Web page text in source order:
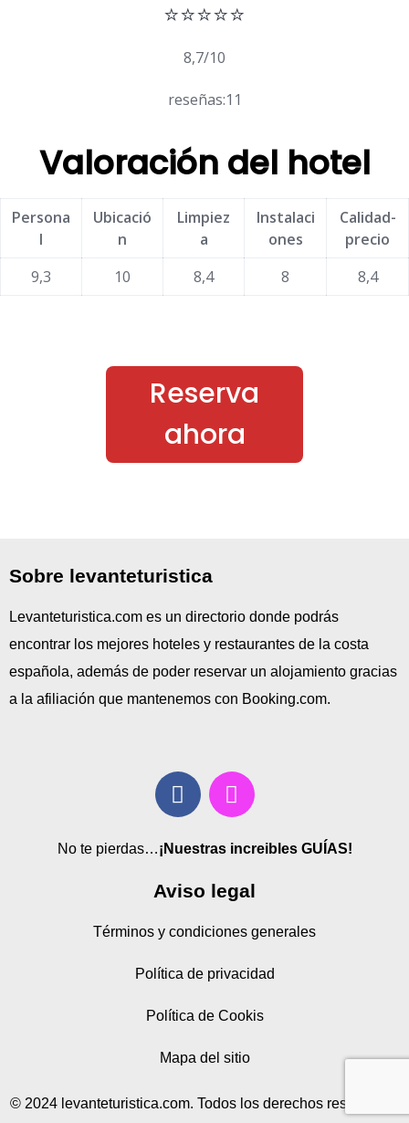
⭐⭐⭐⭐⭐
8,7/10
reseñas:11
Valoración del hotel
Persona
l
Ubicació
n
Limpiez
a
Instalaci
ones
Calidad-
precio
9,3
10 8,4 8 8,4
Reserva
ahora
Sobre levanteturistica
Levanteturistica.com es un directorio donde podrás
encontrar los mejores hoteles y restaurantes de la costa
española, además de poder reservar un alojamiento gracias
a la afiliación que mantenemos con Booking.com.
No te pierdas…¡Nuestras increibles GUÍAS!
Aviso legal
Términos y condiciones generales
Política de privacidad
Política de Cookis
Mapa del sitio
© 2024 levanteturistica.com. Todos los derechos reservados